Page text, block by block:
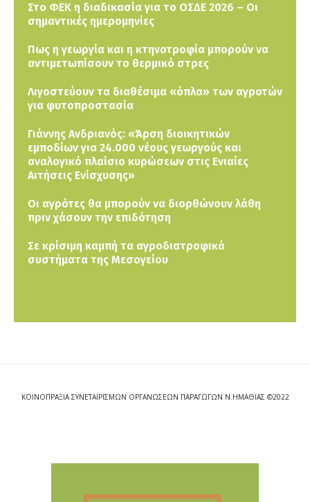
Στο ΦΕΚ η διαδικασία για το ΟΣΔΕ 2026 – Οι
σημαντικές ημερομηνίες
Πως η γεωργία και η κτηνοτροφία μπορούν να
αντιμετωπίσουν το θερμικό στρες
Λιγοστεύουν τα διαθέσιμα «όπλα» των αγροτών
για φυτοπροστασία
Γιάννης Ανδριανός: «Άρση διοικητικών
εμποδίων για 24.000 νέους γεωργούς και
αναλογικό πλαίσιο κυρώσεων στις Ενιαίες
Αιτήσεις Ενίσχυσης»
Οι αγρότες θα μπορούν να διορθώνουν λάθη
πριν χάσουν την επιδότηση
Σε κρίσιμη καμπή τα αγροδιατροφικά
συστήματα της Μεσογείου
ΚΟΙΝΟΠΡΑΞΙΑ ΣΥΝΕΤΑΙΡΙΣΜΩΝ ΟΡΓΑΝΩΣΕΩΝ ΠΑΡΑΓΩΓΩΝ Ν.ΗΜΑΘΙΑΣ ©2022